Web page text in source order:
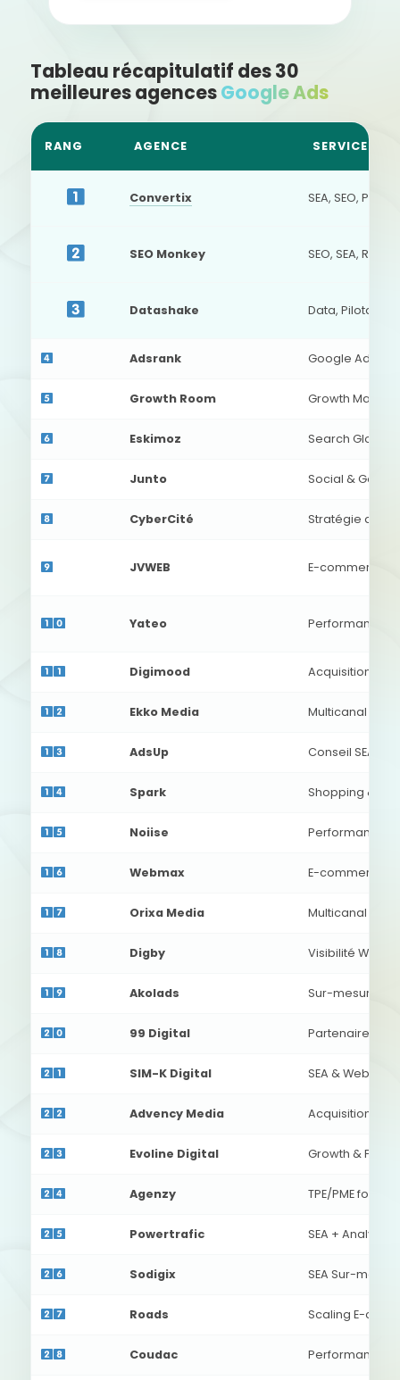
Tableau récapitulatif des 30
meilleures agencesGoogle Ads
RANG AGENCE SERVICES
Convertix SEA, SEO,
SEO Monkey SEO, SEA, ROI,
Datashake Data, Pilotage
Adsrank Google Ads
Growth Room Growth
Eskimoz Search Global
Junto Social &
CyberCité Stratégie
JVWEB E-commerce,
Yateo Performance,
Digimood Acquisition
Ekko Media Multicanal
AdsUp Conseil SEA &
Spark Shopping & P-
Noiise Performance
Webmax E-commerce
Orixa Media Multicanal
Digby Visibilité Web
Akolads Sur-mesure
99 Digital Partenaire
SIM-K Digital SEA & Web
Advency Media Acquisition
Evoline Digital Growth & Pub
Agenzy TPE/PME focus
Powertrafic SEA + Analytics
Sodigix SEA Sur-
Roads Scaling E-
Coudac Performance